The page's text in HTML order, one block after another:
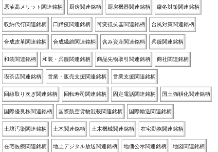
原油高メリット関連銘柄 厨房関連銘柄 厨房機器関連銘柄 厳冬対策関連銘柄
収納代行関連銘柄 口蹄疫関連銘柄 可変抵抗器関連銘柄 台風対策関連銘柄
合成皮革関連銘柄 合成繊維関連銘柄 含み資産関連銘柄 呉服関連銘柄
和装関連銘柄 和装・呉服関連銘柄 商品先物取引関連銘柄 商社関連銘柄
喫茶店関連銘柄 営業・販売支援関連銘柄 営業支援関連銘柄
回線取り次ぎ関連銘柄 回転寿司関連銘柄 固定電話関連銘柄 国土強靱化関連銘柄
国際優良株関連銘柄 国際航空貨物混載関連銘柄 国際輸送関連銘柄
土壌汚染関連銘柄 土木関連銘柄 土木機械関連銘柄 在宅勤務関連銘柄
在宅医療関連銘柄 地上デジタル放送関連銘柄 地価公示関連銘柄 地図関連銘柄